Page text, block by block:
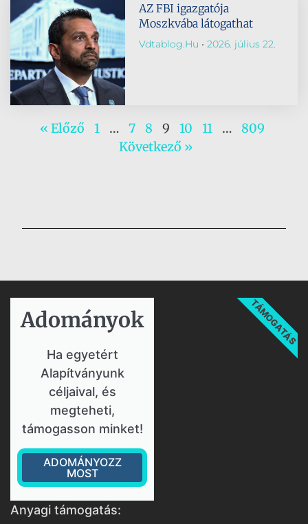
AZ FBI igazgatója
Moszkvába látogathat
Vdtablog.hu 2026. július 22.
« Előző 1 … 7 8 9 10 11 …
809
Következő »
Adományok​
Ha egyetért
Alapítványunk
céljaival, és
megteheti,
támogasson minket!
ADOMÁNYOZZ
MOST
TÁMOGATÁS
Anyagi támogatás: